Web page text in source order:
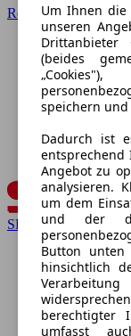
Renault
SEAT
Um Ihnen die
unseren
Drittanbieter
(beides
speichern
Dadurch ist
entsprechend
Angebot zu
analysieren.
um dem
und der
Button
hinsichtlich
berechtigter
umfasst